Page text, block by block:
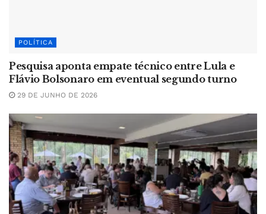
POLÍTICA
Pesquisa aponta empate técnico entre Lula e
Flávio Bolsonaro em eventual segundo turno
29 DE JUNHO DE 2026